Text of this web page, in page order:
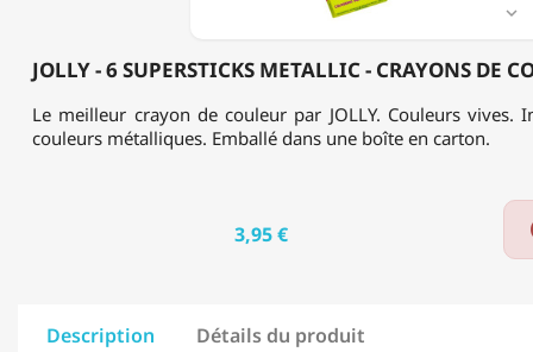
JOLLY - 6 SUPERSTICKS METALLIC - CRAYONS DE

Le meilleur crayon de couleur par JOLLY. Couleurs vives.
couleurs métalliques. Emballé dans une boîte en carton.
3,95 €
Description Détails du produit